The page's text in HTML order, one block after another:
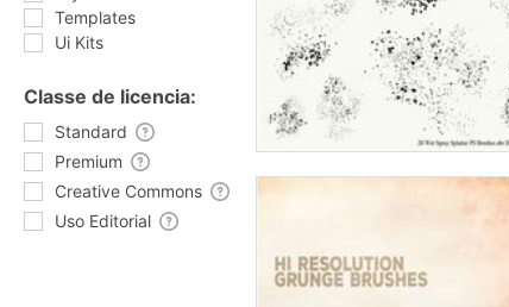
Templates
Ui Kits
Classe de licencia:
Standard
Premium
Creative Commons
Uso Editorial